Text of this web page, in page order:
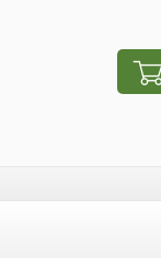
AKCIJAS komplekts -
MID MOWER +